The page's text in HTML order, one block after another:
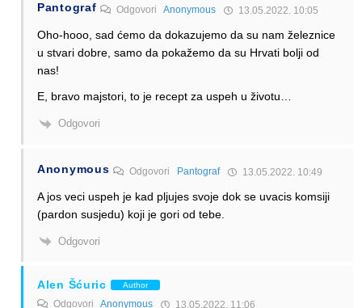
Pantograf OdgovoriAnonymous 13.05.2022. 10:05
Oho-hooo, sad ćemo da dokazujemo da su nam železnice
u stvari dobre, samo da pokažemo da su Hrvati bolji od
nas!
E, bravo majstori, to je recept za uspeh u životu…
Odgovori
Anonymous Odgovori Pantograf 13.05.2022. 10:49
A jos veci uspeh je kad pljujes svoje dok se uvacis komsiji
(pardon susjedu) koji je gori od tebe.
Odgovori
Alen Šćuric Author
Odgovori Anonymous 13.05.2022. 11:06